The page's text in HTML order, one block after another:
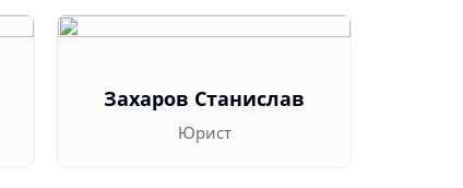
Захаров Станислав
Юрист